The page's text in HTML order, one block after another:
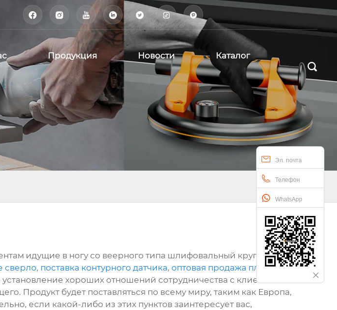
      
Продукция Новости Каталог

Эл. почта
Телефон
WhatsApp
идущие в ногу со веерного типа шлифовальный круг -
сверло, поставка контурного датчика, оптовая продажа плитки
хороших отношений сотрудничества с клиентами из
Продукт будет поставляться по всему миру, таким как Европа,
если какой-либо из этих пунктов заинтересует вас,